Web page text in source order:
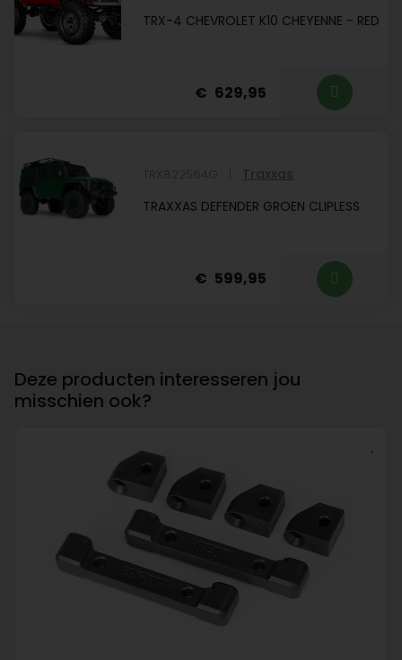
TRX-4 CHEVROLET K10 CHEYENNE - RED
629,95
TRX822564G
Traxxas
TRAXXAS DEFENDER GROEN CLIPLESS
599,95
Deze producten interesseren jou
misschien ook?